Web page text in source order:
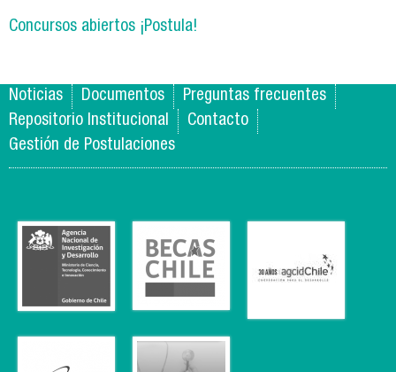
Concursos abiertos ¡Postula!
Noticias Documentos
Preguntas frecuentes
Repositorio Institucional
Contacto
Gestión de Postulaciones